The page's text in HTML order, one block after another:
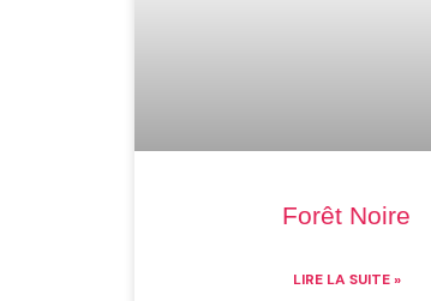
Forêt Noire
LIRE LA SUITE »